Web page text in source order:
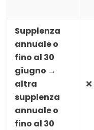
Supplenza
annuale o
fino al 30
giugno →
altra
supplenza
annuale o
fino al 30
❌